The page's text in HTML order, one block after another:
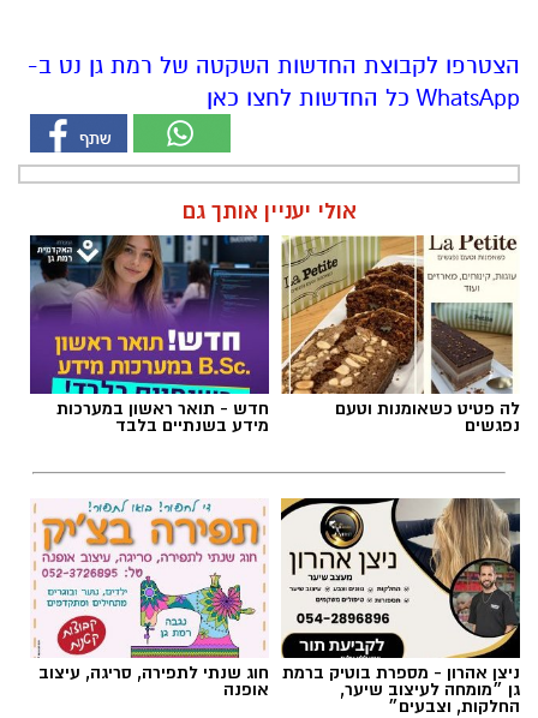
הצטרפו לקבוצת החדשות השקטה של רמת גן נט ב-
WhatsApp כל החדשות לחצו כאן
אולי יעניין אותך גם
לה פטיט כשאומנות וטעם
נפגשים
חדש - תואר ראשון במערכות
מידע בשנתיים בלבד
ניצן אהרון - מספרת בוטיק ברמת
גן ״מומחה לעיצוב שיער,
החלקות, וצבעים״
חוג שנתי לתפירה, סריגה, עיצוב
אופנה